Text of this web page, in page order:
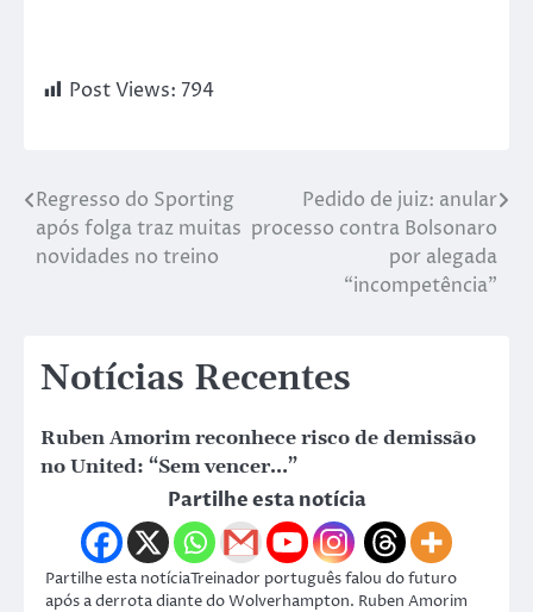
Post Views: 794
Regresso do Sporting
após folga traz muitas
novidades no treino
Pedido de juiz: anular
processo contra Bolsonaro
por alegada
“incompetência”
Notícias Recentes
Ruben Amorim reconhece risco de demissão
no United: “Sem vencer…”
Partilhe esta notícia
Partilhe esta notíciaTreinador português falou do futuro
após a derrota diante do Wolverhampton. Ruben Amorim